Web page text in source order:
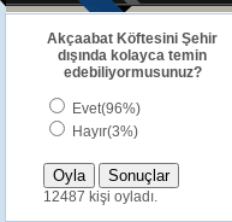
Akçaabat Köftesini Şehir
dışında kolayca temin
edebiliyormusunuz?
Evet(96%)
Hayır(3%)
12487 kişi oyladı.